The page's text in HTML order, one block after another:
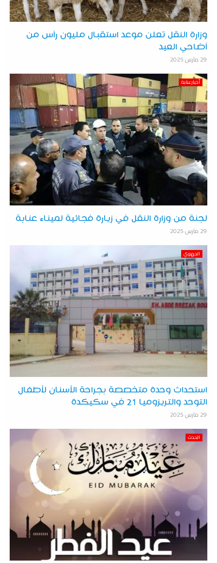
وزارة النقل تعلن موعد استقبال مليون رأس من
أضاحي العيد
29 مارس 2025
أخبارعنابة
لجنة من وزارة النقل في زيارة فجائية لميناء عنابة
29 مارس 2025
الجهوي
استحداث وحدة متخصصة بجراحة الأسنان لأطفال
التوحد والتريزوميا 21 في سكيكدة
29 مارس 2025
الحدث